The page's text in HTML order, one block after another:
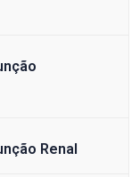
Renal